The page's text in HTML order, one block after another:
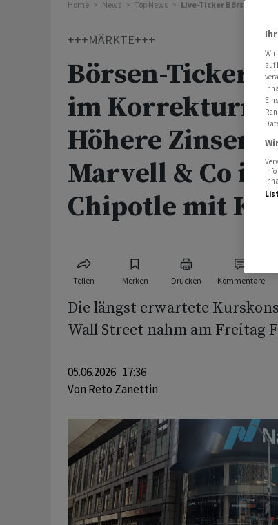
Home News Top News Live-Ticker Börse:
+++MÄRKTE+++
Börsen-Ticker:
im
Höhere Zinsen
Marvell & Co
Chipotle mit
Teilen Merken Drucken Kommentare
Die längst erwartete
Wall Street nahm am Freitag
05.06.2026 17:36
Von Reto Zanettin
Wir
auf